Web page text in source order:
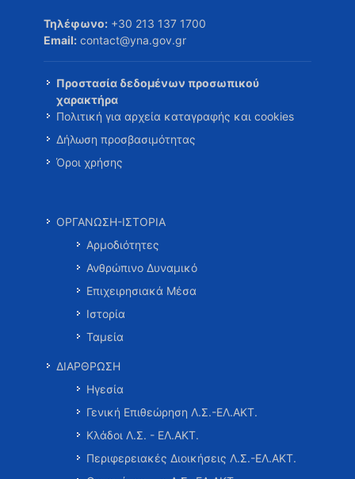
Τηλέφωνο: +30 213 137 1700
Email: contact@yna.gov.gr
Προστασία δεδομένων προσωπικού
χαρακτήρα
Πολιτική για αρχεία καταγραφής και cookies
Δήλωση προσβασιμότητας
Όροι χρήσης
ΟΡΓΑΝΩΣΗ-ΙΣΤΟΡΙΑ
Αρμοδιότητες
Ανθρώπινο Δυναμικό
Επιχειρησιακά Μέσα
Ιστορία
Ταμεία
ΔΙΑΡΘΡΩΣΗ
Ηγεσία
Γενική Επιθεώρηση Λ.Σ.-ΕΛ.ΑΚΤ.
Κλάδοι Λ.Σ. - ΕΛ.ΑΚΤ.
Περιφερειακές Διοικήσεις Λ.Σ.-ΕΛ.ΑΚΤ.